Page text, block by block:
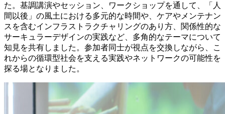
た。基調講演やセッション、ワークショップを通して、「人
間以後」の風土における多元的な時間や、ケアやメンテナン
スを含むインフラストラクチャリングのあり方、関係性的な
サーキュラーデザインの実践など、多角的なテーマについて
知見を共有しました。参加者同士が視点を交換しながら、こ
れからの循環型社会を支える実践やネットワークの可能性を
探る場となりました。